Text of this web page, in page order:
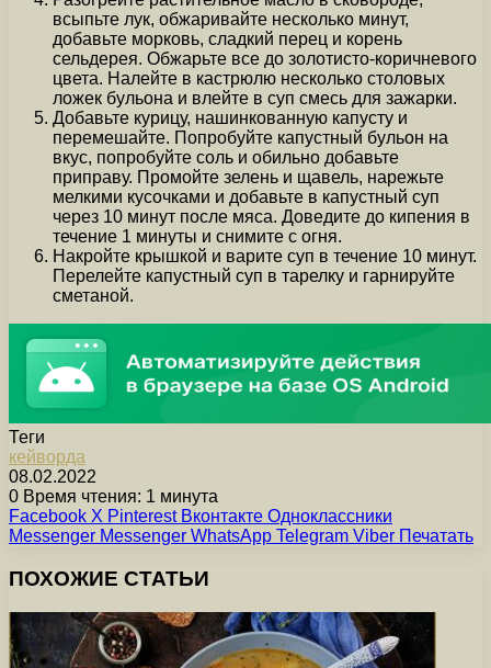
всыпьте лук, обжаривайте несколько минут,
добавьте морковь, сладкий перец и корень
сельдерея. Обжарьте все до золотисто-коричневого
цвета. Налейте в кастрюлю несколько столовых
ложек бульона и влейте в суп смесь для зажарки.
Добавьте курицу, нашинкованную капусту и
перемешайте. Попробуйте капустный бульон на
вкус, попробуйте соль и обильно добавьте
приправу. Промойте зелень и щавель, нарежьте
мелкими кусочками и добавьте в капустный суп
через 10 минут после мяса. Доведите до кипения в
течение 1 минуты и снимите с огня.
Накройте крышкой и варите суп в течение 10 минут.
Перелейте капустный суп в тарелку и гарнируйте
сметаной.
Теги
кейворда
08.02.2022
0 Время чтения: 1 минута
Facebook X Pinterest Вконтакте Одноклассники
Messenger Messenger WhatsApp Telegram Viber Печатать
ПОХОЖИЕ СТАТЬИ